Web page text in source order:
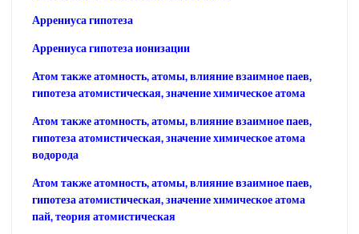
Аррениуса гипотеза
Аррениуса гипотеза ионизации
Атом также атомность, атомы, влияние взаимное паев,
гипотеза атомистическая, значение химическое атома
Атом также атомность, атомы, влияние взаимное паев,
гипотеза атомистическая, значение химическое атома
водорода
Атом также атомность, атомы, влияние взаимное паев,
гипотеза атомистическая, значение химическое атома
пай, теория атомистическая